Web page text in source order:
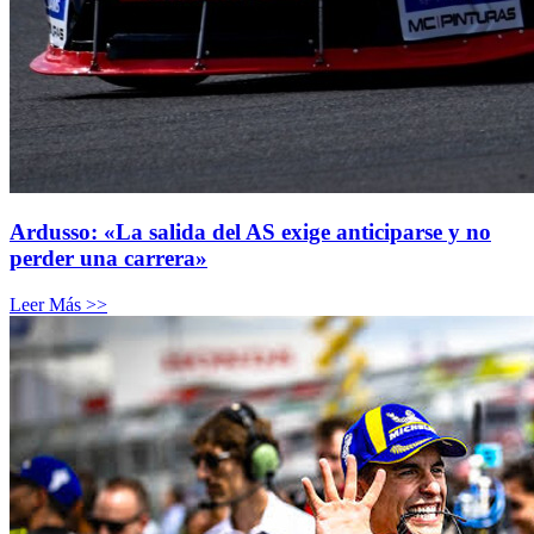
Ardusso: «La salida del AS exige anticiparse y no
perder una carrera»
Leer Más >>